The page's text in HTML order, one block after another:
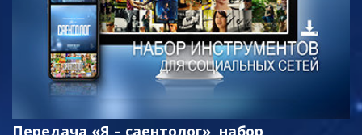
Передача «Я – саентолог», набор